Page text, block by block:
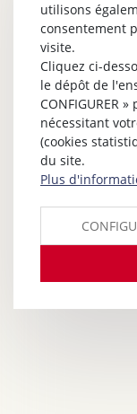
utilisons
consentement
visite.
Cliquez ci-
le dépôt de
CONFIGURER
nécessitant
(cookies
du site.
Plus